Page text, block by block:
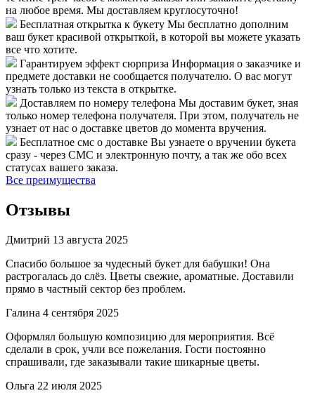
на любое время. Мы доставляем круглосуточно!
Бесплатная открытка к букету Мы бесплатно дополним
ваш букет красивой открыткой, в которой вы можете указать
все что хотите.
Гарантируем эффект сюрприза Информация о заказчике и
предмете доставки не сообщается получателю. О вас могут
узнать только из текста в открытке.
Доставляем по номеру телефона Мы доставим букет, зная
только номер телефона получателя. При этом, получатель не
узнает от нас о доставке цветов до момента вручения.
Бесплатное смс о доставке Вы узнаете о вручении букета
сразу - через СМС и электронную почту, а так же обо всех
статусах вашего заказа.
Все преимущества
Отзывы
Дмитрий 13 августа 2025
Спасибо большое за чудесный букет для бабушки! Она
растрогалась до слёз. Цветы свежие, ароматные. Доставили
прямо в частный сектор без проблем.
Галина 4 сентября 2025
Оформлял большую композицию для мероприятия. Всё
сделали в срок, учли все пожелания. Гости постоянно
спрашивали, где заказывали такие шикарные цветы.
Ольга 22 июля 2025